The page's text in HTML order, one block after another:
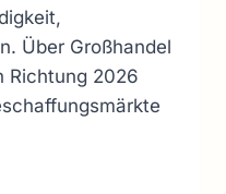
Über Großhandel
Richtung 2026